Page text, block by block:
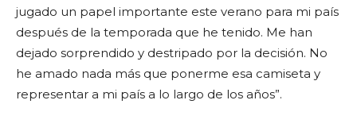
jugado un papel importante este verano para mi país
después de la temporada que he tenido. Me han
dejado sorprendido y destripado por la decisión. No
he amado nada más que ponerme esa camiseta y
representar a mi país a lo largo de los años”.